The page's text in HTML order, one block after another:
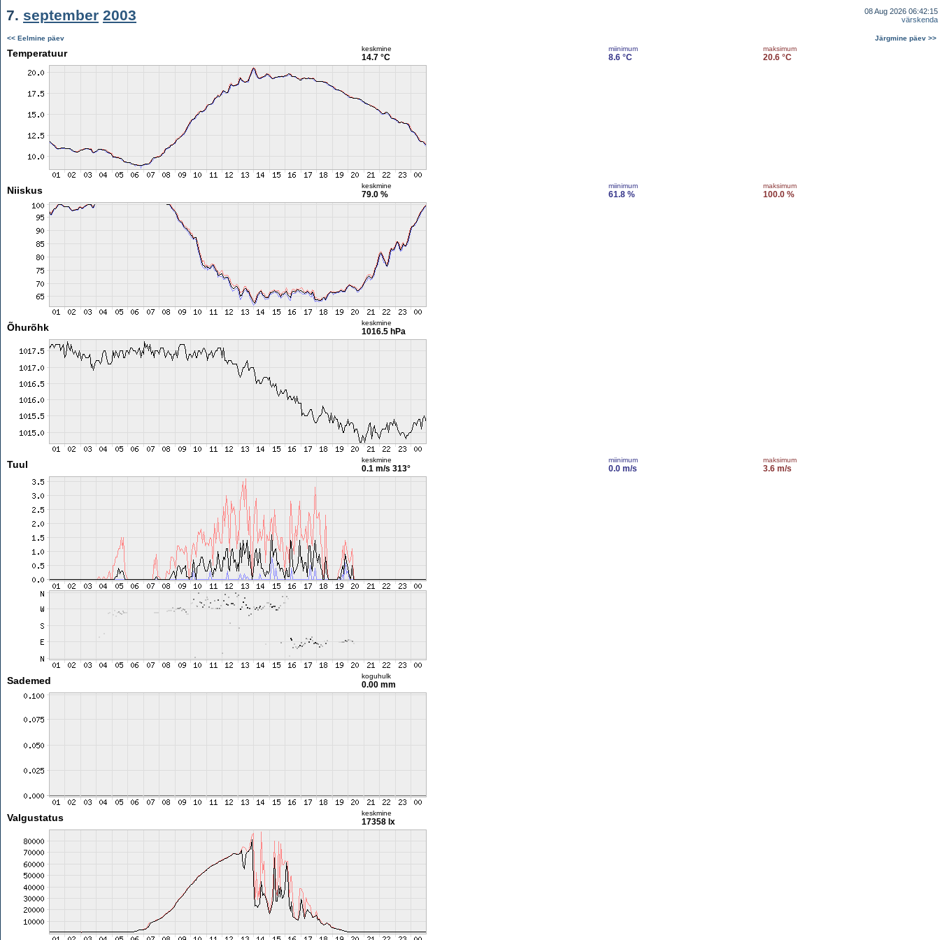
7. september 2003
08 Aug 2026 06:42:15
värskenda
<< Eelmine päev Järgmine päev >>
Temperatuur keskmine
14.7 °C
miinimum
8.6 °C
maksimum
20.6 °C
Niiskus keskmine
79.0 %
miinimum
61.8 %
maksimum
100.0 %
Õhurõhk keskmine
1016.5 hPa
Tuul keskmine
0.1 m/s 313°
miinimum
0.0 m/s
maksimum
3.6 m/s
Sademed koguhulk
0.00 mm
Valgustatus keskmine
17358 lx